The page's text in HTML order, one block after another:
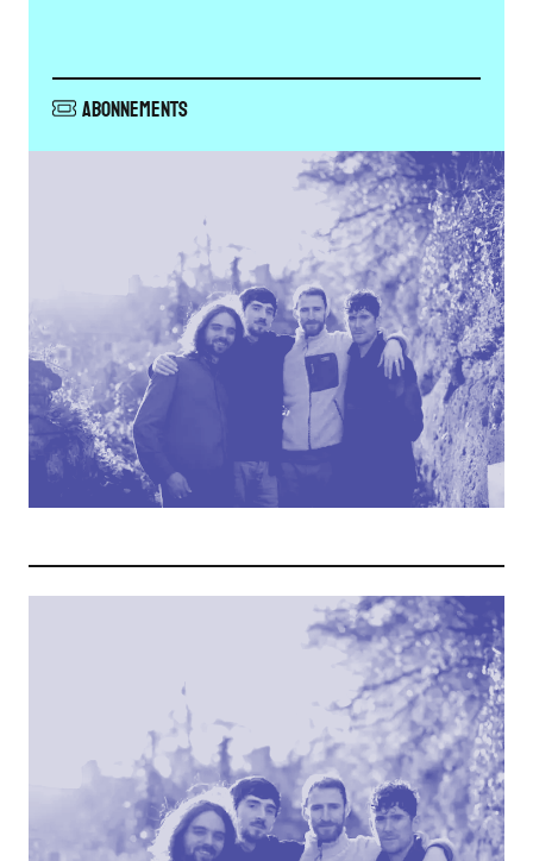
Abonnements